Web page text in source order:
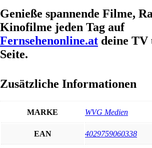
Genieße spannende Filme,
Kinofilme jeden Tag auf
Fernsehenonline.at deine
Seite.
Zusätzliche Informationen
MARKE WVG Medien
EAN 4029759060338